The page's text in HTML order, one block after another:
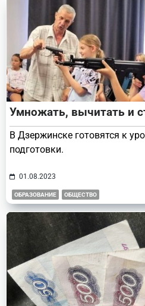
Умножать, вычитать и
В Дзержинске готовятся к
подготовки.
01.08.2023
ОБРАЗОВАНИЕ ОБЩЕСТВО